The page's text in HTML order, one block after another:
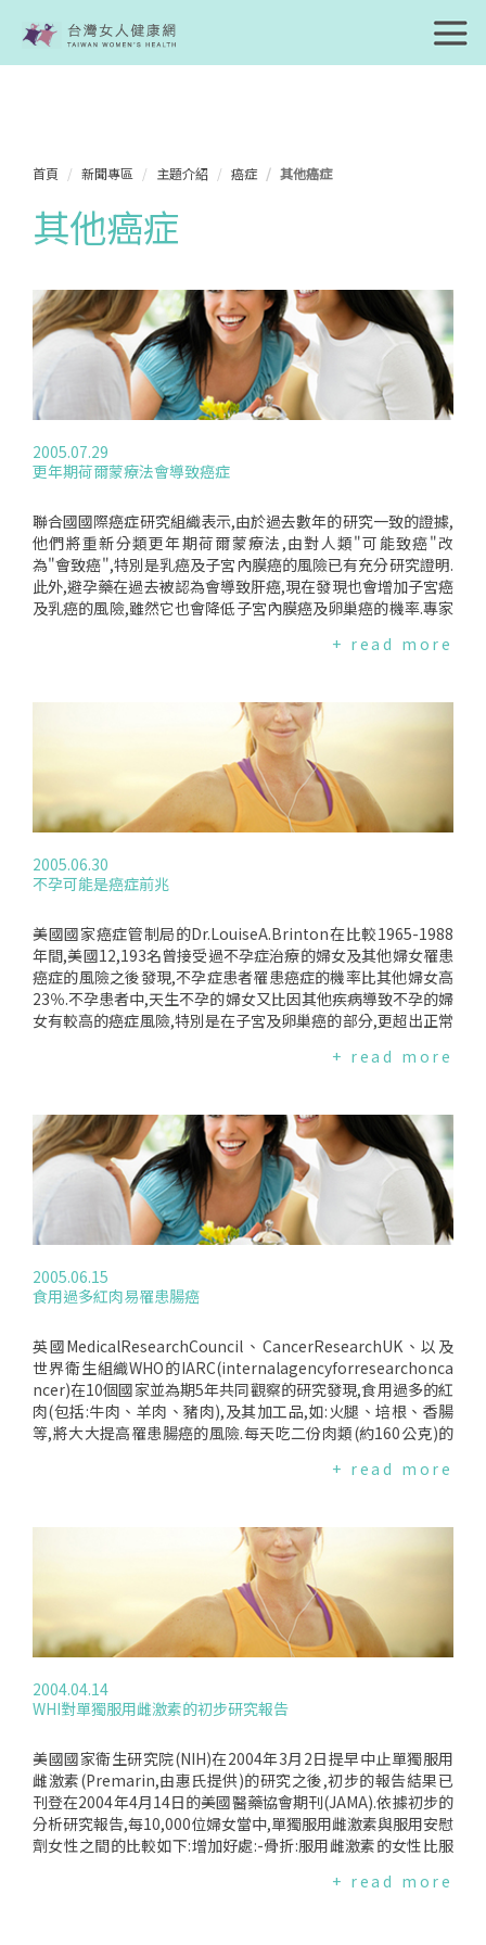
首頁 新聞專區 主題介紹 癌症 其他癌症
其他癌症
2005.07.29
更年期荷爾蒙療法會導致癌症
聯合國國際癌症研究組織表示,由於過去數年的研究一致的證據,
他們將重新分類更年期荷爾蒙療法,由對人類"可能致癌"改
為"會致癌",特別是乳癌及子宮內膜癌的風險已有充分研究證明.
此外,避孕藥在過去被認為會導致肝癌,現在發現也會增加子宮癌
及乳癌的風險,雖然它也會降低子宮內膜癌及卵巢癌的機率.專家
用荷爾蒙.但必要的時候,婦女應和醫師討論利弊,再決定是否使
+ read more
2005.06.30
不孕可能是癌症前兆
美國國家癌症管制局的Dr.LouiseA.Brinton在比較1965-1988
年間,美國12,193名曾接受過不孕症治療的婦女及其他婦女罹患
癌症的風險之後發現,不孕症患者罹患癌症的機率比其他婦女高
23％.不孕患者中,天生不孕的婦女又比因其他疾病導致不孕的婦
女有較高的癌症風險,特別是在子宮及卵巢癌的部分,更超出正常
炎的女性有較高的卵巢癌風險,而這項刊登在美國流病學期刊的
+ read more
2005.06.15
食用過多紅肉易罹患腸癌
英國MedicalResearchCouncil、CancerResearchUK、以及
世界衛生組織WHO的IARC(internalagencyforresearchonca
ncer)在10個國家並為期5年共同觀察的研究發現,食用過多的紅
肉(包括:牛肉、羊肉、豬肉),及其加工品,如:火腿、培根、香腸
等,將大大提高罹患腸癌的風險.每天吃二份肉類(約160公克)的
多吃蔬菜水果以及魚類是可以達到預防效果的,如果每兩天食用
際癌症協會期刊(JournaloftheInternationalCancerInstitut
e)的大型實驗(EpicStudy)則指出它們確實是關係密切的.但要特
別強調的是,吃肉並不會罹患癌症,而是吃太多(160公克以上)才
+ read more
2004.04.14
WHI對單獨服用雌激素的初步研究報告
美國國家衛生研究院(NIH)在2004年3月2日提早中止單獨服用
雌激素(Premarin,由惠氏提供)的研究之後,初步的報告結果已
刊登在2004年4月14日的美國醫藥協會期刊(JAMA).依據初步的
分析研究報告,每10,000位婦女當中,單獨服用雌激素與服用安慰
劑女性之間的比較如下:增加好處:-骨折:服用雌激素的女性比服
風:服用雌激素的女性比服用安慰劑的女性多12件(雌激素44
+ read more